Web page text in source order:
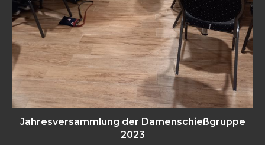
Jahresversammlung der Damenschießgruppe
2023